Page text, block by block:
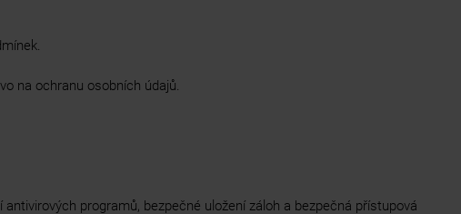
na ochranu osobních údajů.
programů, bezpečné uložení záloh a bezpečná přístupová